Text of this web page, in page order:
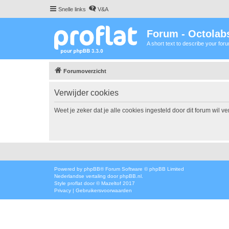
Snelle links V&A
Forum -
A short text to describe your
Forumoverzicht
Verwijder cookies
Weet je zeker dat je alle cookies ingesteld door dit forum wil
Powered by phpBB® Forum Software © phpBB Limited
Nederlandse vertaling door phpBB.nl
Style proflat door ©Mazeltof 2017
Privacy | Gebruikersvoorwaarden